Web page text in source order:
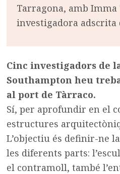
Tarragona, amb
investigadora adscrita
Cinc investigadors de
Southampton heu
al port de Tàrraco.
Sí, per aprofundir en el
estructures
L’objectiu és definir-ne
les diferents parts:
el contramoll, també